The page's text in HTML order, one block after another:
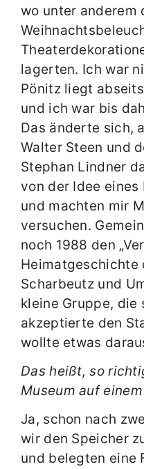
wo unter anderem
lagerten. Ich war
Pönitz liegt
und ich war bis
Das änderte sich,
Walter Steen und
Stephan Lindner
von der Idee eines
und machten mir
versuchen.
noch 1988 den
Heimatgeschichte
Scharbeutz und
kleine Gruppe, die
akzeptierte den
wollte etwas
Das heißt, so
Museum auf
Ja, schon nach
wir den Speicher
und belegten eine